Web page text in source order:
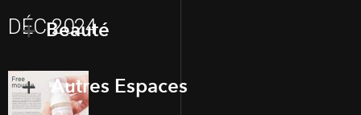
DÉC 2024
Beauté
Autres Espaces